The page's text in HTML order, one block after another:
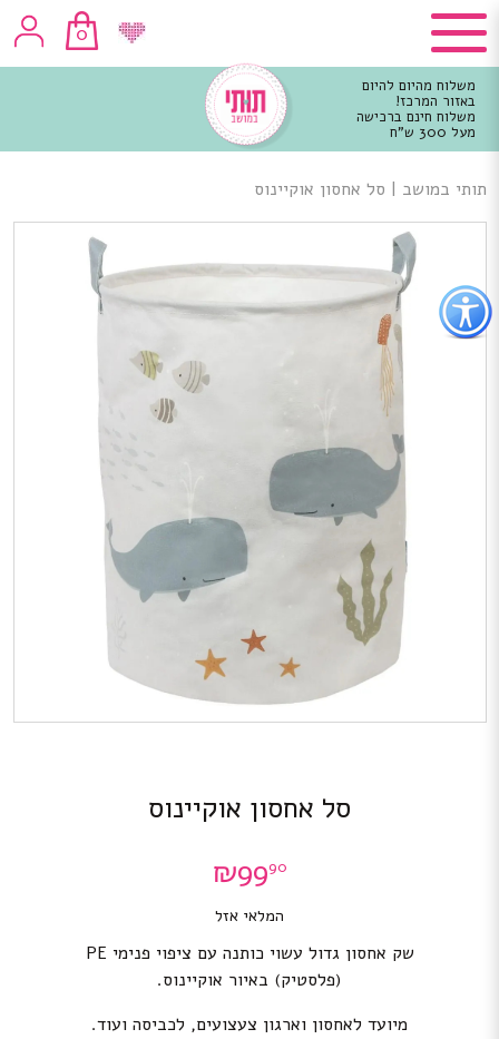
כפתור
לפתיחת
תפריט
נגישות
0
משלוח מהיום להיום
באזור המרכז!
משלוח חינם ברכישה
מעל 300 ש"ח
מרכזי
תותי במושב | סל אחסון אוקיינוס
סל אחסון אוקיינוס
₪9990
המלאי אזל
שק אחסון גדול עשוי כותנה עם ציפוי פנימי PE
(פלסטיק) באיור אוקיינוס.
מיועד לאחסון וארגון צעצועים, לכביסה ועוד.